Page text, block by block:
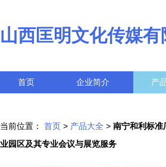
山西匡明文化传媒有
首页 企业简介 产
当前位置： 首页 > 产品大全 > 南宁和利标准
业园区及其专业会议与展览服务